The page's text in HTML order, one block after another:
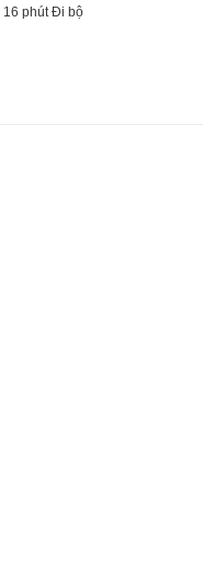
16 phútĐi bộ